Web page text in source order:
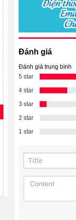
Đánh giá
Đánh giá trung bình
5 star
4 star
3 star
2 star
1 star